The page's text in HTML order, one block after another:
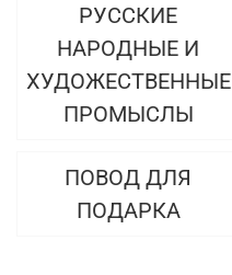
РУССКИЕ
НАРОДНЫЕ И
ХУДОЖЕСТВЕННЫЕ
ПРОМЫСЛЫ
ПОВОД ДЛЯ
ПОДАРКА